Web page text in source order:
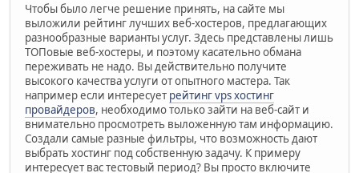
Чтобы было легче решение принять, на сайте мы
выложили рейтинг лучших веб-хостеров, предлагающих
разнообразные варианты услуг. Здесь представлены лишь
ТОПовые веб-хостеры, и поэтому касательно обмана
переживать не надо. Вы действительно получите
высокого качества услуги от опытного мастера. Так
например если интересует рейтинг vps хостинг
провайдеров, необходимо только зайти на веб-сайт и
внимательно просмотреть выложенную там информацию.
Создали самые разные фильтры, что возможность дают
выбрать хостинг под собственную задачу. К примеру
интересует вас тестовый период? Вы просто включите